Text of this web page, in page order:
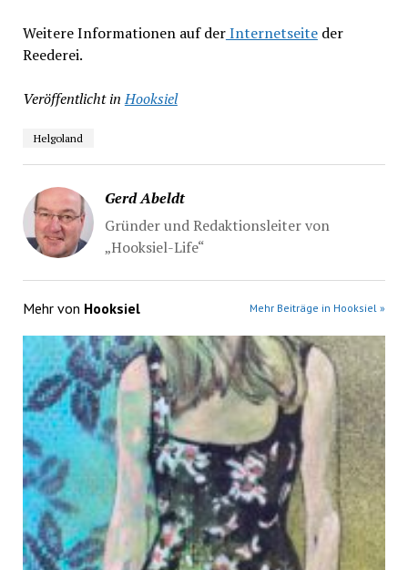
Weitere Informationen auf derInternetseiteder
Reederei.
Veröffentlicht in Hooksiel
Helgoland
Gerd Abeldt
Gründer und Redaktionsleiter von
„Hooksiel-Life“
Mehr von Hooksiel Mehr Beiträge in Hooksiel »